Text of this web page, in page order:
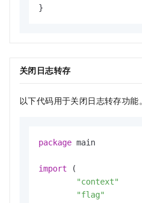
关闭日志转存
以下代码用于关闭日志转存功能。
package main
import (
"context"
"flag"